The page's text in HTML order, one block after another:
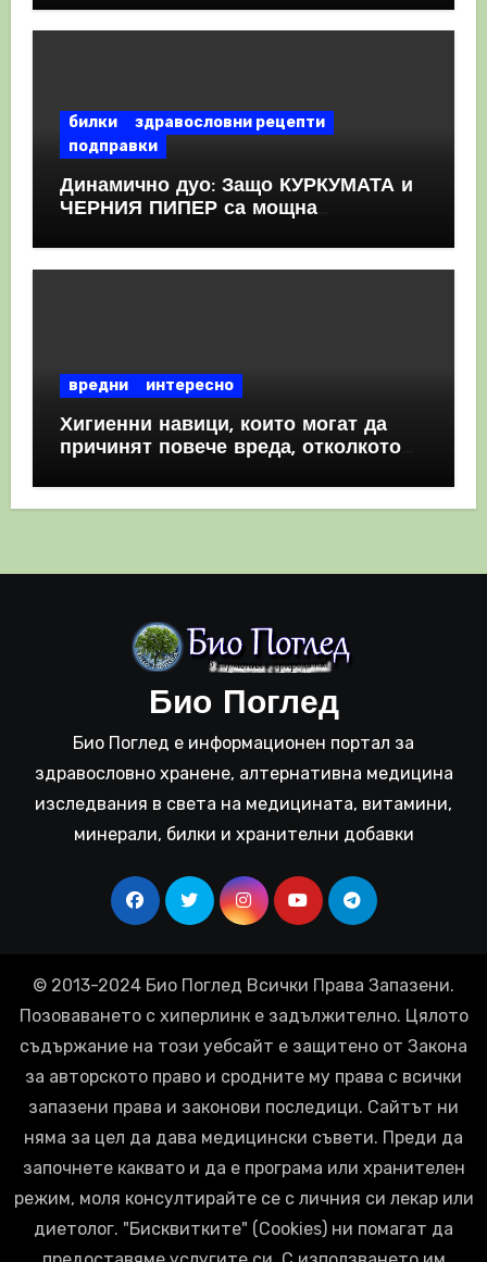
билки
здравословни рецепти
подправки
Динамично дуо: Защо КУРКУМАТА и
ЧЕРНИЯ ПИПЕР са мощна
вредни интересно
Хигиенни навици, които могат да
причинят повече вреда, отколкото
Био Поглед
Био Поглед е информационен портал за
здравословно хранене, алтернативна медицина
изследвания в света на медицината, витамини,
минерали, билки и хранителни добавки
© 2013-2024 Био Поглед Всички Права Запазени.
Позоваването с хиперлинк е задължително. Цялото
съдържание на този уебсайт е защитено от Закона
за авторското право и сродните му права с всички
запазени права и законови последици. Сайтът ни
няма за цел да дава медицински съвети. Преди да
започнете каквато и да е програма или хранителен
режим, моля консултирайте се с личния си лекар или
диетолог. "Бисквитките" (Cookies) ни помагат да